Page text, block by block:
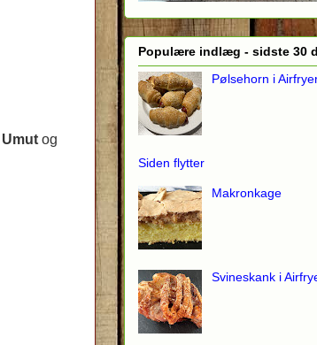
Umut og
Populære indlæg - sidste 30
Pølsehorn i
Siden flytter
Makronkage
Svineskank i